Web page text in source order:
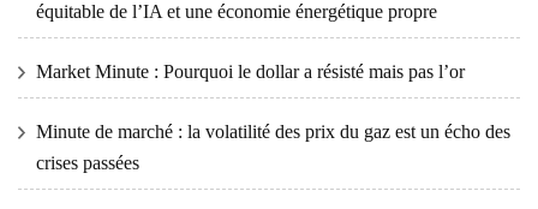
équitable de l’IA et une économie énergétique propre
Market Minute : Pourquoi le dollar a résisté mais pas l’or
Minute de marché : la volatilité des prix du gaz est un écho des
crises passées